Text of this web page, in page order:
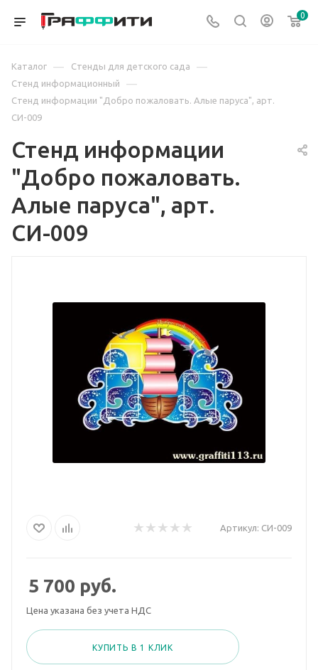
0
Каталог — Стенды для детского сада —
Стенд информационный —
Стенд информации "Добро пожаловать. Алые паруса", арт.
СИ-009
Стенд информации
"Добро пожаловать.
Алые паруса", арт.
СИ-009
Артикул: СИ-009
5 700 руб.
Цена указана без учета НДС
КУПИТЬ В 1 КЛИК